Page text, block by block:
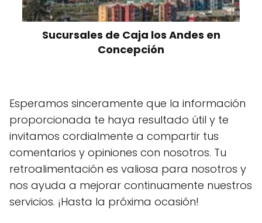
Sucursales de Caja los Andes en
Concepción
Esperamos sinceramente que la información
proporcionada te haya resultado útil y te
invitamos cordialmente a compartir tus
comentarios y opiniones con nosotros. Tu
retroalimentación es valiosa para nosotros y
nos ayuda a mejorar continuamente nuestros
servicios. ¡Hasta la próxima ocasión!